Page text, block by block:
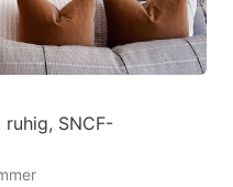
ruhig, SNCF-